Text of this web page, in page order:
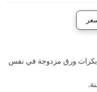
بكرات ورق مزدوجة في نفس